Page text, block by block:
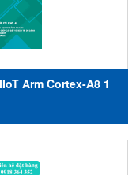
Arm Cortex-A8 1
Việt Nam